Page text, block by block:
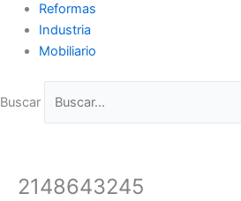
Reformas
Industria
Mobiliario
Buscar
2148643245